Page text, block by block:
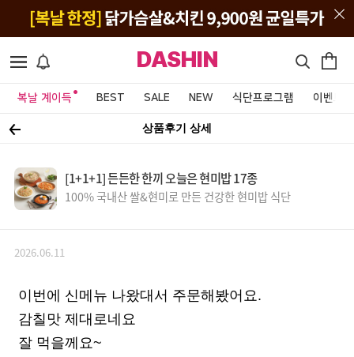
DASHIN
복날 계이득 BEST SALE NEW 식단프로그램 이벤트&
상품후기 상세
[1+1+1] 든든한 한끼 오늘은 현미밥 17종
100% 국내산 쌀&현미로 만든 건강한 현미밥 식단
2026.06.11
이번에 신메뉴 나왔대서 주문해봤어요.
감칠맛 제대로네요
잘 먹을께요~